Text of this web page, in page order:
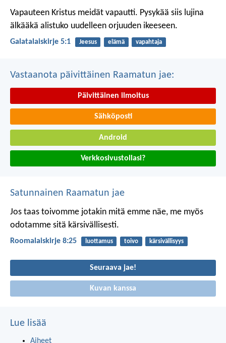
Vapauteen Kristus meidät vapautti. Pysykää siis lujina
älkääkä alistuko uudelleen orjuuden ikeeseen.
Galatalaiskirje 5:1 Jeesus elämä vapahtaja
Vastaanota päivittäinen Raamatun jae:
Päivittäinen ilmoitus
Sähköposti
Android
Verkkosivustollasi?
Satunnainen Raamatun jae
Jos taas toivomme jotakin mitä emme näe, me myös
odotamme sitä kärsivällisesti.
Roomalaiskirje 8:25 luottamus toivo kärsivällisyys
Seuraava jae!
Kuvan kanssa
Lue lisää
Aiheet